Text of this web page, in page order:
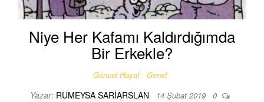
Niye Her Kafamı Kaldırdığımda
Bir Erkekle?
Güncel Hayat Genel
Yazar: RUMEYSA SARIARSLAN 14 Şubat 2019 0